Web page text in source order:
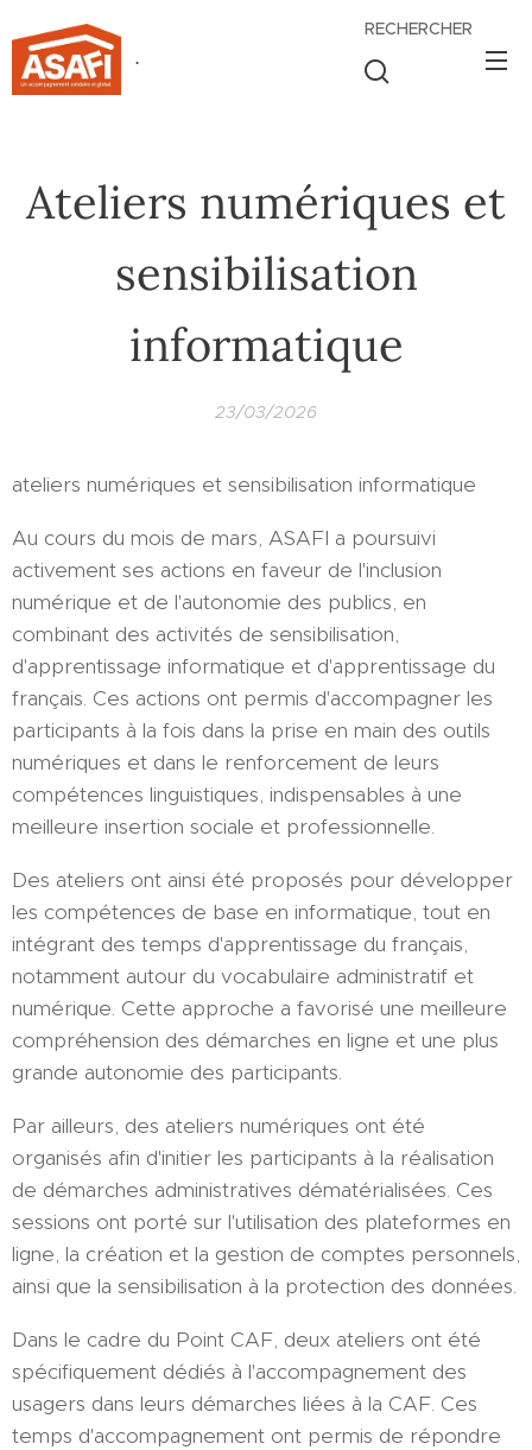
.
RECHERCHER
Ateliers numériques et
sensibilisation
informatique
23/03/2026
ateliers numériques et sensibilisation informatique
Au cours du mois de mars, ASAFI a poursuivi
activement ses actions en faveur de l'inclusion
numérique et de l'autonomie des publics, en
combinant des activités de sensibilisation,
d'apprentissage informatique et d'apprentissage du
français. Ces actions ont permis d'accompagner les
participants à la fois dans la prise en main des outils
numériques et dans le renforcement de leurs
compétences linguistiques, indispensables à une
meilleure insertion sociale et professionnelle.
Des ateliers ont ainsi été proposés pour développer
les compétences de base en informatique, tout en
intégrant des temps d'apprentissage du français,
notamment autour du vocabulaire administratif et
numérique. Cette approche a favorisé une meilleure
compréhension des démarches en ligne et une plus
grande autonomie des participants.
Par ailleurs, des ateliers numériques ont été
organisés afin d'initier les participants à la réalisation
de démarches administratives dématérialisées. Ces
sessions ont porté sur l'utilisation des plateformes en
ligne, la création et la gestion de comptes personnels,
ainsi que la sensibilisation à la protection des données.
Dans le cadre du Point CAF, deux ateliers ont été
spécifiquement dédiés à l'accompagnement des
usagers dans leurs démarches liées à la CAF. Ces
temps d'accompagnement ont permis de répondre